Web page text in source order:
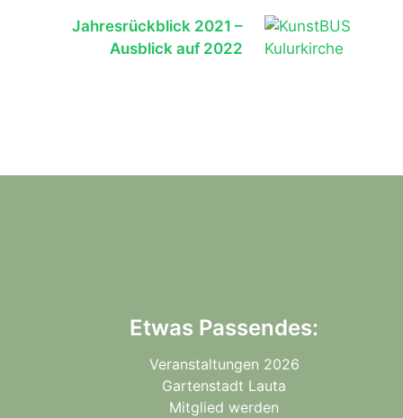
Jahresrückblick 2021 –
Ausblick auf 2022
Etwas Passendes:
Veranstaltungen 2026
Gartenstadt Lauta
Mitglied werden